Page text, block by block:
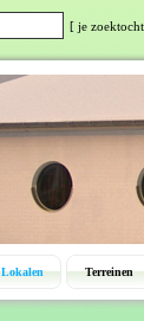
[ je
Lokalen Terreinen